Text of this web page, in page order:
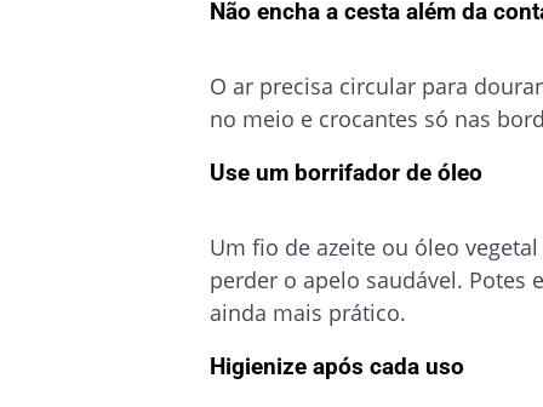
Não encha a cesta além da
O ar precisa circular para
no meio e crocantes só nas
Use um borrifador de óleo
Um fio de azeite ou óleo
perder o apelo saudável. Potes
ainda mais prático.
Higienize após cada uso